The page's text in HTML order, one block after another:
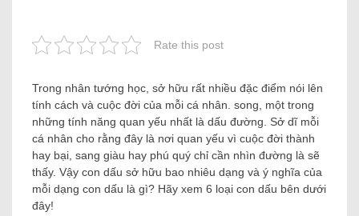
Rate this post
Trong nhân tướng học, sở hữu rất nhiều đặc điểm nói lên
tính cách và cuộc đời của mỗi cá nhân. song, một trong
những tính năng quan yếu nhất là dấu đường. Sở dĩ mỗi
cá nhân cho rằng đây là nơi quan yếu vì cuộc đời thành
hay bại, sang giàu hay phú quý chỉ cần nhìn đường là sẽ
thấy. Vậy con dấu sở hữu bao nhiêu dạng và ý nghĩa của
mỗi dạng con dấu là gì? Hãy xem 6 loại con dấu bên dưới
đây!